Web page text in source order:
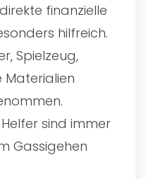
finanzielle
hilfreich.
Spielzeug,
Materialien
sind immer
Gassigehen